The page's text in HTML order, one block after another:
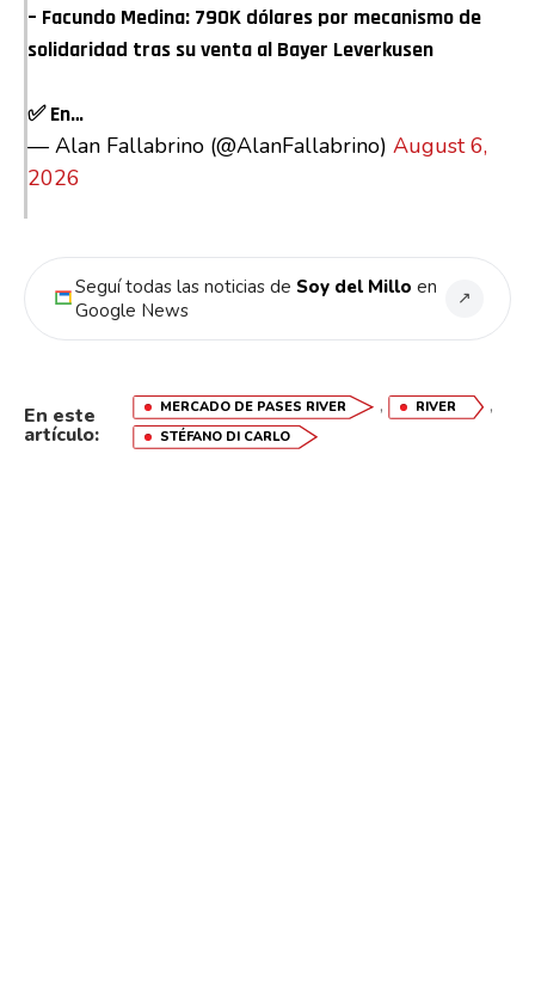
– Facundo Medina: 790K dólares por mecanismo de
solidaridad tras su venta al Bayer Leverkusen
✅ En…
— Alan Fallabrino (@AlanFallabrino) August 6,
2026
Seguí todas las noticias de Soy del Millo en
Google News
↗
En este
artículo:
MERCADO DE PASES RIVER , RIVER ,
STÉFANO DI CARLO